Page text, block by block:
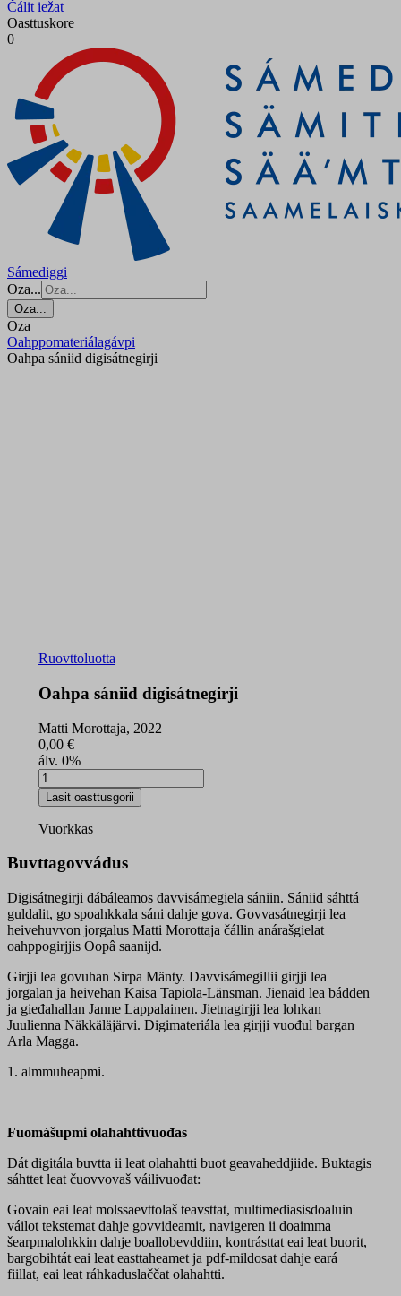
Čálit iežat
Oasttuskore
0
Sámediggi
Oza...
Oza...
Oza
Oahppomateriálagávpi
Oahpa sániid digisátnegirji
Ruovttoluotta
Oahpa sániid digisátnegirji
Matti Morottaja, 2022
0,00 €
álv. 0%
Oahpa
sániid
digisátnegirji
quantity
Lasit oasttusgorii
Vuorkkas
Buvttagovvádus
Digisátnegirji dábáleamos davvisámegiela sániin. Sániid sáhttá
guldalit, go spoahkkala sáni dahje gova. Govvasátnegirji lea
heivehuvvon jorgalus Matti Morottaja čállin anárašgielat
oahppogirjjis Oopâ saanijd.
Girjji lea govuhan Sirpa Mänty. Davvisámegillii girjji lea
jorgalan ja heivehan Kaisa Tapiola-Länsman. Jienaid lea bádden
ja gieđahallan Janne Lappalainen. Jietnagirjji lea lohkan
Juulienna Näkkäläjärvi. Digimateriála lea girjji vuođul bargan
Arla Magga.
1. almmuheapmi.
Fuomášupmi olahahttivuođas
Dát digitála buvtta ii leat olahahtti buot geavaheddjiide. Buktagis
sáhttet leat čuovvovaš váilivuođat:
Govain eai leat molssaevttolaš teavsttat, multimediasisdoaluin
váilot tekstemat dahje govvideamit, navigeren ii doaimma
šearpmalohkkin dahje boallobevddiin, kontrásttat eai leat buorit,
bargobihtát eai leat easttaheamet ja pdf-mildosat dahje eará
fiillat, eai leat ráhkaduslaččat olahahtti.